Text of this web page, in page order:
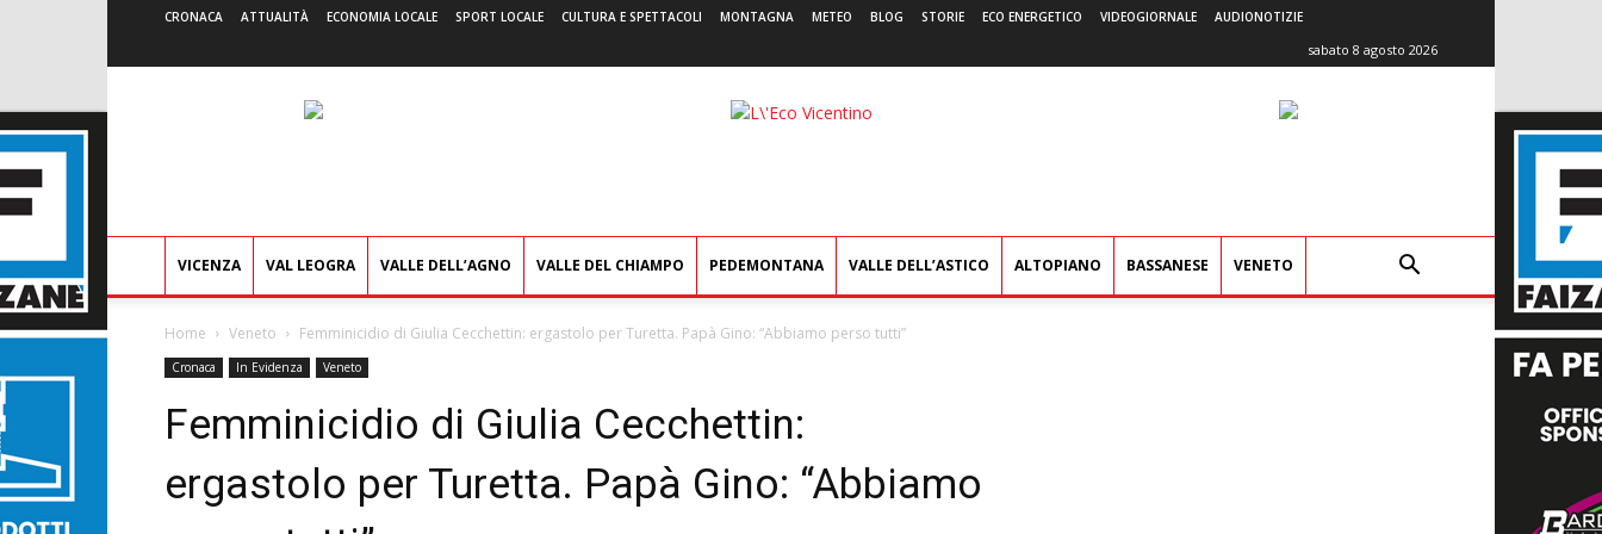
CRONACA ATTUALITÀ ECONOMIA LOCALE SPORT LOCALE CULTURA E SPETTACOLI MONTAGNA METEO BLOG STORIE ECO ENERGETICO VIDEOGIORNALE AUDIONOTIZIE
sabato 8 agosto 2026
L'Eco
VICENZA VAL LEOGRA VALLE DELL’AGNO VALLE DEL CHIAMPO PEDEMONTANA VALLE DELL’ASTICO ALTOPIANO BASSANESE VENETO
Home Veneto Femminicidio di Giulia Cecchettin: ergastolo per Turetta. Papà Gino: “Abbiamo perso tutti”
Cronaca In Evidenza Veneto
Femminicidio di Giulia Cecchettin:
ergastolo per Turetta. Papà Gino: “Abbiamo